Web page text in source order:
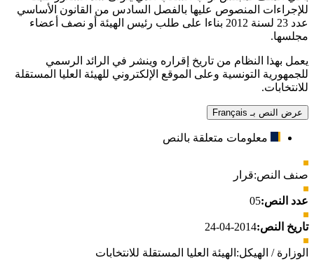
للإجراءات المنصوص عليها بالفصل السادس من القانون الأساسي
عدد 23 ‏لسنة 2012 ‏بناءا على طلب رئيس الهيئة أو نصف أعضاء
مجلسها.
‏يعمل بهذا النظام من تاريخ إقراره وينشر في الرائد الرسمي
للجمهورية التونسية وعلى الموقع الإلكتروني للهيئة العليا المستقلة
للانتخابات.
عرض النص بـ Français
معلومات متعلقة بالنص
صنف النص:قرار
عدد النص:05
تاريخ النص:2014-04-24
الوزارة / الهيكل: الهيئة العليا المستقلة للانتخابات